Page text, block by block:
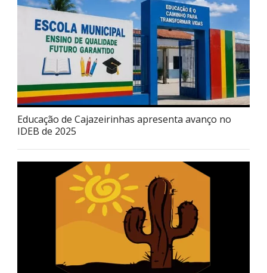
Educação de Cajazeirinhas apresenta avanço no
IDEB de 2025